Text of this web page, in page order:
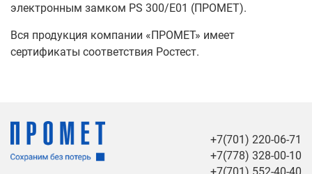
электронным замком PS 300/E01 (ПРОМЕТ).
Вся продукция компании «ПРОМЕТ» имеет
сертификаты соответствия Ростест.
+7(701) 220-06-71
+7(778) 328-00-10
+7(701) 552-40-40